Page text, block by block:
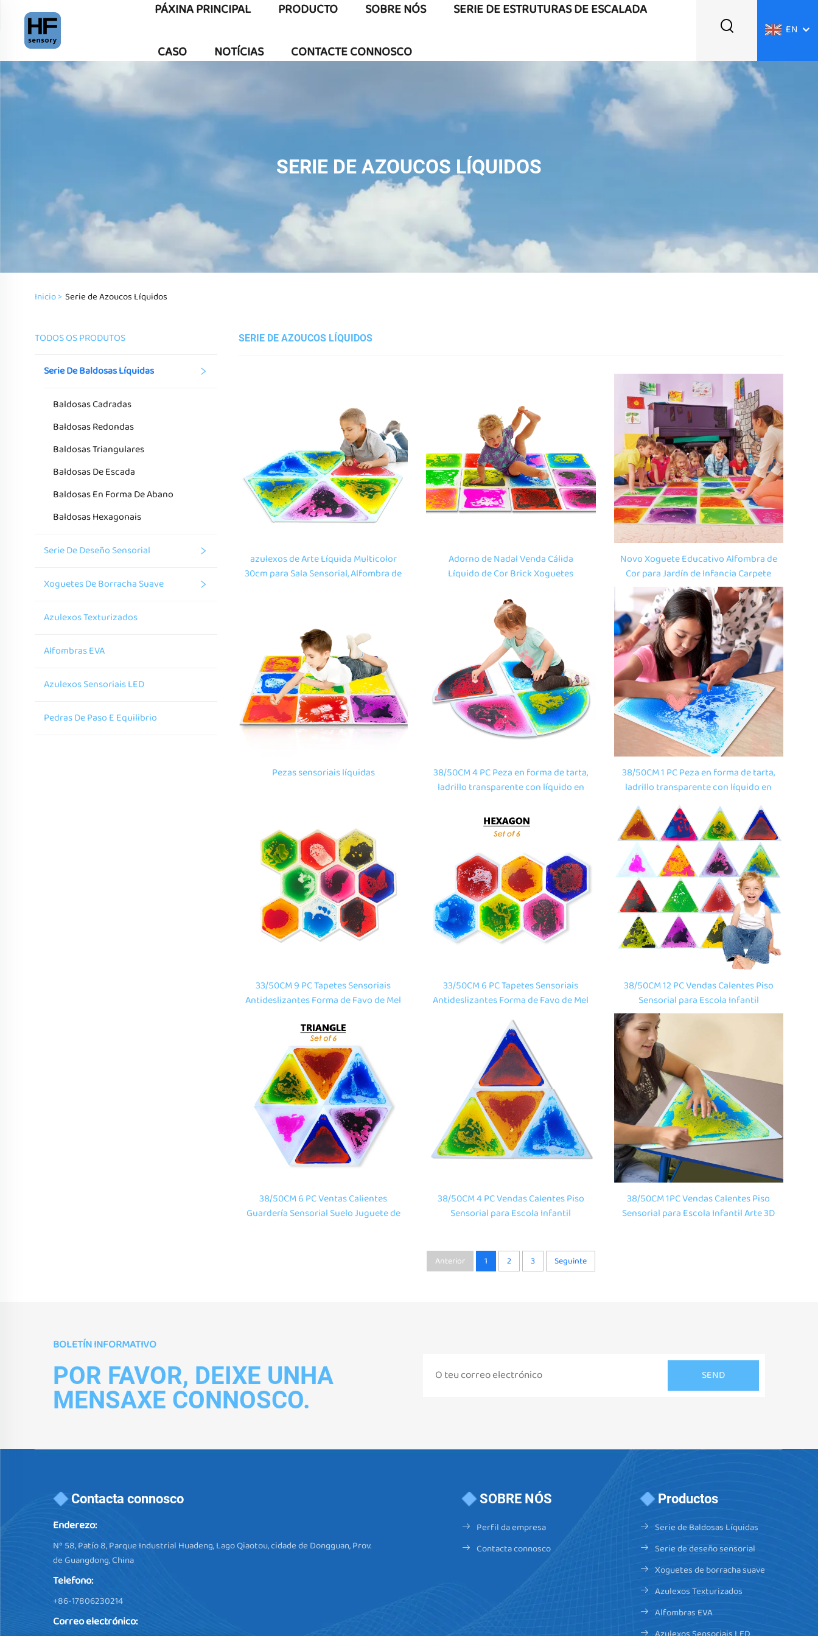
PÁXINA PRINCIPAL PRODUCTO SOBRE NÓS SERIE DE ESTRUTURAS DE ESCALADA
CASO NOTÍCIAS CONTACTE CONNOSCO
EN
SERIE DE AZOUCOS LÍQUIDOS
Inicio > Serie de Azoucos Líquidos
TODOS OS PRODUTOS
Serie De Baldosas Líquidas
Baldosas Cadradas
Baldosas Redondas
Baldosas Triangulares
Baldosas De Escada
Baldosas En Forma De Abano
Baldosas Hexagonais
Serie De Deseño Sensorial
Xoguetes De Borracha Suave
Azulexos Texturizados
Alfombras EVA
Azulexos Sensoriais LED
Pedras De Paso E Equilibrio
SERIE DE AZOUCOS LÍQUIDOS
azulexos de Arte Líquida Multicolor
30cm para Sala Sensorial, Alfombra de
Adorno de Nadal Venda Cálida
Líquido de Cor Brick Xoguetes
Infantís Sala Multimédia Sala de Baile
Novo Xoguete Educativo Alfombra de
Cor para Jardín de Infancia Carpete
de Vinilo Tapete de Gel de Xogo para
Niños 3D Ladrillo de Chao Líquido
Sensorial para Nenos con Autismo
Pezas sensoriais líquidas
38/50CM 4 PC Peza en forma de tarta,
ladrillo transparente con líquido en
nños, xoguetes educativos para o
aprendizado de nños ao ar libre
38/50CM 1 PC Peza en forma de tarta,
ladrillo transparente con líquido en
movemento, tapete de soalo para
nños, xoguetes educativos para o
aprendizado de nños ao ar libre
33/50CM 9 PC Tapetes Sensoriais
Antideslizantes Forma de Favo de Mel
para Niños
33/50CM 6 PC Tapetes Sensoriais
Antideslizantes Forma de Favo de Mel
para Niños
38/50CM 12 PC Vendas Calentes Piso
Sensorial para Escola Infantil
Xuguete de Equilibrio Decoración
Escolar Alfombra Sensorial Líquida
para Xoguetes Montessori
38/50CM 6 PC Ventas Calientes
Guardería Sensorial Suelo Juguete de
38/50CM 4 PC Vendas Calentes Piso
Sensorial para Escola Infantil
para Xoguetes Montessori
38/50CM 1PC Vendas Calentes Piso
Sensorial para Escola Infantil Arte 3D
Anterior 1 2 3 Seguinte
BOLETÍN INFORMATIVO
POR FAVOR, DEIXE UNHA
MENSAXE CONNOSCO.
Contacta connosco
Enderezo:
Nº 58, Patío 8, Parque Industrial Huadeng, Lago Qiaotou, cidade de Dongguan, Prov.
de Guangdong, China
Telefono:
+86-17806230214
Correo electrónico:
SOBRE NÓS
Perfil da empresa
Contacta connosco
Productos
Serie de Baldosas Líquidas
Serie de deseño sensorial
Xoguetes de borracha suave
Azulexos Texturizados
Alfombras EVA